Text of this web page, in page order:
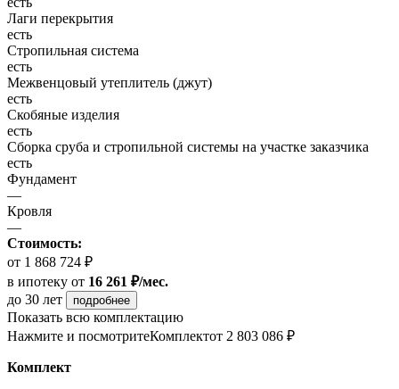
Лаги перекрытия
есть
Стропильная система
есть
Межвенцовый утеплитель (джут)
есть
Скобяные изделия
есть
Сборка сруба и стропильной системы на участке заказчика
есть
Фундамент
—
Кровля
—
Стоимость:
от 1 868 724 ₽
в ипотеку от 16 261 ₽/мес.
до 30 лет
подробнее
Показать всю комплектацию
Нажмите и посмотритеКомплектот 2 803 086 ₽
Комплект